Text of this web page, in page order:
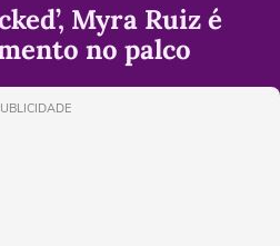
Myra Ruiz é
no palco